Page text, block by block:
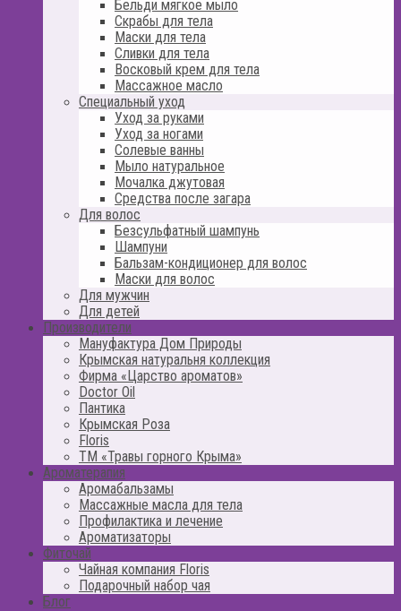
Бельди мягкое мыло
Скрабы для тела
Маски для тела
Сливки для тела
Восковый крем для тела
Массажное масло
Специальный уход
Уход за руками
Уход за ногами
Солевые ванны
Мыло натуральное
Мочалка джутовая
Средства после загара
Для волос
Безсульфатный шампунь
Шампуни
Бальзам-кондиционер для волос
Маски для волос
Для мужчин
Для детей
Производители
Мануфактура Дом Природы
Крымская натуральня коллекция
Фирма «Царство ароматов»
Doctor Oil
Пантика
Крымская Роза
Floris
ТМ «Травы горного Крыма»
Ароматерапия
Аромабальзамы
Массажные масла для тела
Профилактика и лечение
Ароматизаторы
Фиточай
Чайная компания Floris
Подарочный набор чая
Блог